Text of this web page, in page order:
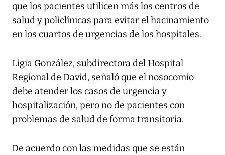
que los pacientes utilicen más los centros de
salud y policlínicas para evitar el hacinamiento
en los cuartos de urgencias de los hospitales.
Ligia González, subdirectora del Hospital
Regional de David, señaló que el nosocomio
debe atender los casos de urgencia y
hospitalización, pero no de pacientes con
problemas de salud de forma transitoria.
De acuerdo con las medidas que se están